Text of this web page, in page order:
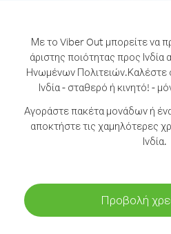
Με το Viber Out μπορείτε να
άριστης ποιότητας προς
Ηνωμένων Πολιτειών.Καλέστε
Ινδία - σταθερό ή κινητό! -
Αγοράστε πακέτα μονάδων ή
αποκτήστε τις χαμηλότερες
Ινδία.
Προβολή